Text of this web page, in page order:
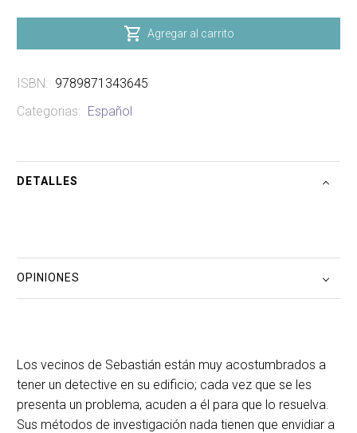
HOLMES
 Agregar al carrito
ISBN: 9789871343645
Categorias: Español
DETALLES
OPINIONES
Los vecinos de Sebastián están muy acostumbrados a
tener un detective en su edificio; cada vez que se les
presenta un problema, acuden a él para que lo resuelva.
Sus métodos de investigación nada tienen que envidiar a